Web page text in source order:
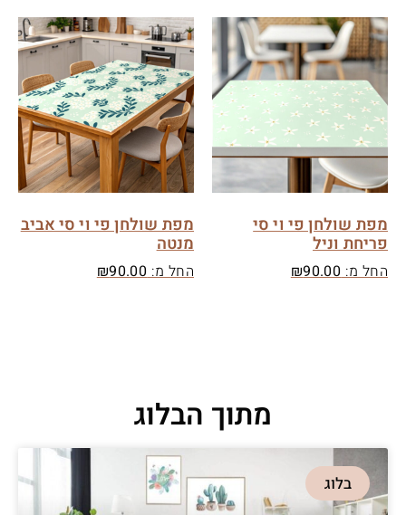
מפת שולחן פי וי סי
פריחת וניל
החל מ: ₪90.00
מפת שולחן פי וי סי אביב
מנטה
החל מ: ₪90.00
מתוך הבלוג
בלוג